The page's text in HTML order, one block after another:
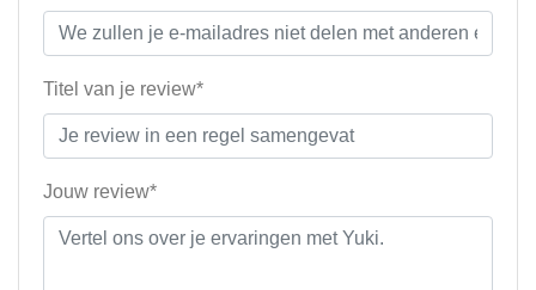
Titel van je review*
Jouw review*